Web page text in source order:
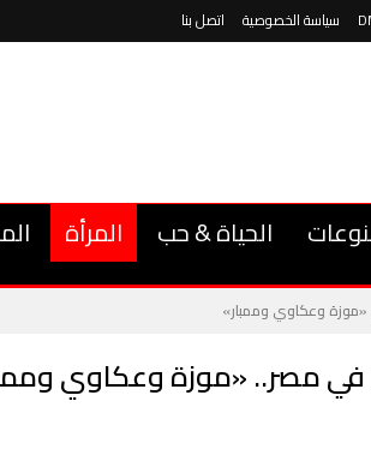
سياسة الخصوصية اتصل بنا
الحياة & حب المرأة
«موزة وعكاوي وممبار»
في مصر.. «موزة وعكاوي